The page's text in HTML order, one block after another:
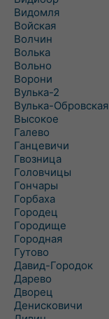
Видомля
Войская
Волчин
Волька
Вольно
Ворони
Вулька-2
Вулька-Обровская
Высокое
Галево
Ганцевичи
Гвозница
Головчицы
Гончары
Горбаха
Городец
Городище
Городная
Гутово
Давид-Городок
Дарево
Дворец
Денисковичи